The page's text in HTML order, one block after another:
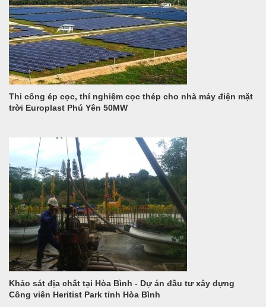
Thi công ép cọc, thí nghiệm cọc thép cho nhà máy điện mặt
trời Europlast Phú Yên 50MW
Khảo sát địa chất tại Hòa Bình - Dự án đầu tư xây dựng
Công viên Heritist Park tỉnh Hòa Bình